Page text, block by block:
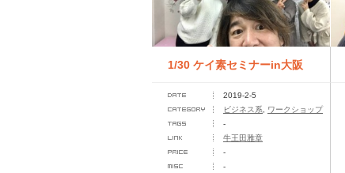
1/30 ケイ素セミナーin大阪
2019-2-5
ビジネス系
ワークショップ
-
牛王田雅章
-
-